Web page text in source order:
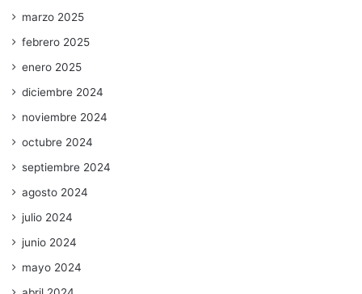
marzo 2025
febrero 2025
enero 2025
diciembre 2024
noviembre 2024
octubre 2024
septiembre 2024
agosto 2024
julio 2024
junio 2024
mayo 2024